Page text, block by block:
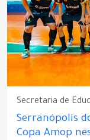
Secretaria de
Serranópolis
Copa Amop